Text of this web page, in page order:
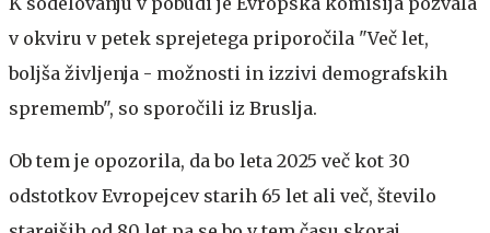
v okviru v petek sprejetega priporočila "Več let,
boljša življenja - možnosti in izzivi demografskih
sprememb", so sporočili iz Bruslja.
Ob tem je opozorila, da bo leta 2025 več kot 30
odstotkov Evropejcev starih 65 let ali več, število